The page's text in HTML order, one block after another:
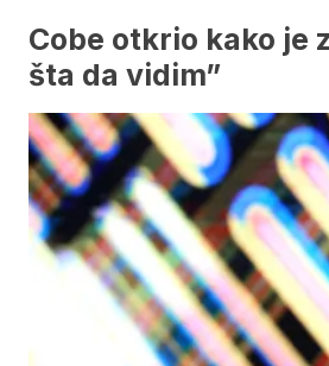
Cobe otkrio kako je
šta da vidim”